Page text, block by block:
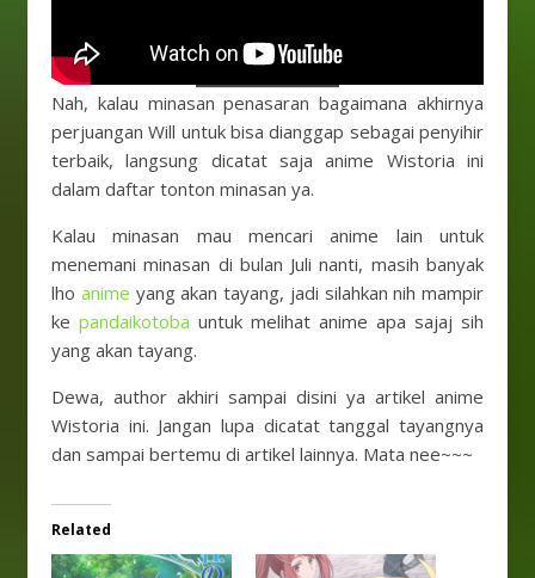
Nah, kalau minasan penasaran bagaimana akhirnya
perjuangan Will untuk bisa dianggap sebagai penyihir
terbaik, langsung dicatat saja anime Wistoria ini
dalam daftar tonton minasan ya.
Kalau minasan mau mencari anime lain untuk
menemani minasan di bulan Juli nanti, masih banyak
lho anime yang akan tayang, jadi silahkan nih mampir
ke pandaikotoba untuk melihat anime apa sajaj sih
yang akan tayang.
Dewa, author akhiri sampai disini ya artikel anime
Wistoria ini. Jangan lupa dicatat tanggal tayangnya
dan sampai bertemu di artikel lainnya. Mata nee~~~
Related